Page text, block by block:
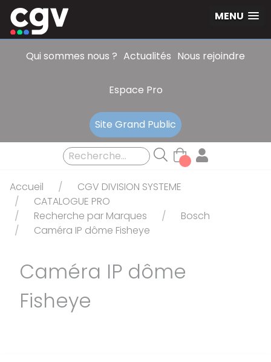
MENU
Qui sommes nous ? Actualités Nous rejoindre
Espace Pro
Site Grand Public
Accueil
CGV DIVISION SYSTEME
CATALOGUE PRO
Recherche par Marques
Bosch
Caméra IP dôme Fisheye
Caméra IP dôme
Fisheye
Panneau de gestion des cookies